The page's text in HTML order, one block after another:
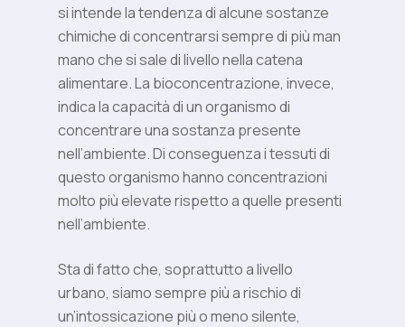
si intende la tendenza di alcune sostanze
chimiche di concentrarsi sempre di più man
mano che si sale di livello nella catena
alimentare. La bioconcentrazione, invece,
indica la capacità di un organismo di
concentrare una sostanza presente
nell’ambiente. Di conseguenza i tessuti di
questo organismo hanno concentrazioni
molto più elevate rispetto a quelle presenti
nell’ambiente.
Sta di fatto che, soprattutto a livello
urbano, siamo sempre più a rischio di
un’intossicazione più o meno silente,